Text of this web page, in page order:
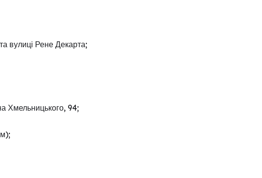
вулиці Рене Декарта;
Хмельницького, 94;